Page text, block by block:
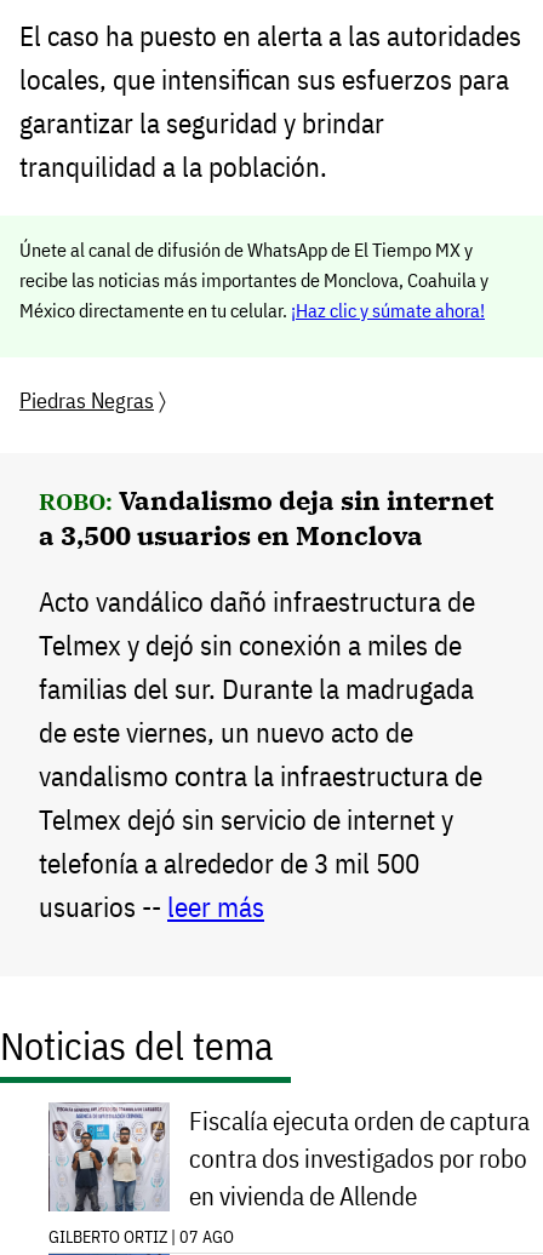
El caso ha puesto en alerta a las autoridades
locales, que intensifican sus esfuerzos para
garantizar la seguridad y brindar
tranquilidad a la población.
Únete al canal de difusión de WhatsApp de El Tiempo MX y
recibe las noticias más importantes de Monclova, Coahuila y
México directamente en tu celular. ¡Haz clic y súmate ahora!
Piedras Negras 〉
ROBO: Vandalismo deja sin internet
a 3,500 usuarios en Monclova
Acto vandálico dañó infraestructura de
Telmex y dejó sin conexión a miles de
familias del sur. Durante la madrugada
de este viernes, un nuevo acto de
vandalismo contra la infraestructura de
Telmex dejó sin servicio de internet y
telefonía a alrededor de 3 mil 500
usuarios -- leer más
Noticias del tema
Fiscalía ejecuta orden de captura
contra dos investigados por robo
en vivienda de Allende
GILBERTO ORTIZ | 07 AGO